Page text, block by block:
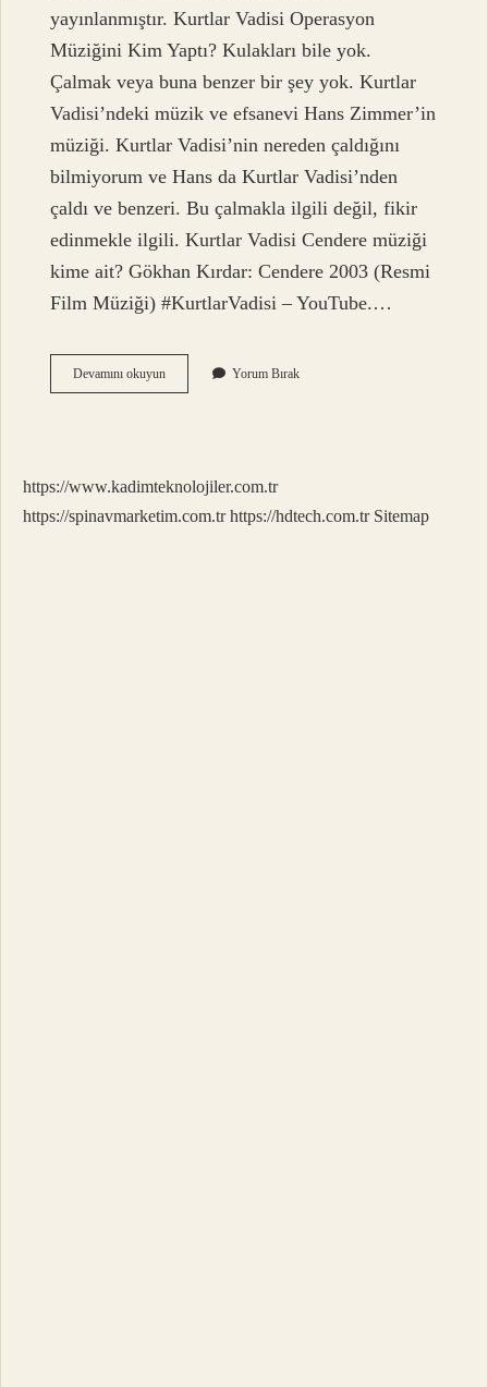
yayınlanmıştır. Kurtlar Vadisi Operasyon
Müziğini Kim Yaptı? Kulakları bile yok.
Çalmak veya buna benzer bir şey yok. Kurtlar
Vadisi’ndeki müzik ve efsanevi Hans Zimmer’in
müziği. Kurtlar Vadisi’nin nereden çaldığını
bilmiyorum ve Hans da Kurtlar Vadisi’nden
çaldı ve benzeri. Bu çalmakla ilgili değil, fikir
edinmekle ilgili. Kurtlar Vadisi Cendere müziği
kime ait? Gökhan Kırdar: Cendere 2003 (Resmi
Film Müziği) #KurtlarVadisi – YouTube.…
Devamını okuyunKurtlar
Vadisi
Yorum Bırak
https://www.kadimteknolojiler.com.tr
https://spinavmarketim.com.tr https://hdtech.com.tr Sitemap